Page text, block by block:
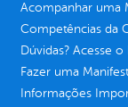
Acompanhar uma
Competências da
Dúvidas? Acesse o
Fazer uma
Informações